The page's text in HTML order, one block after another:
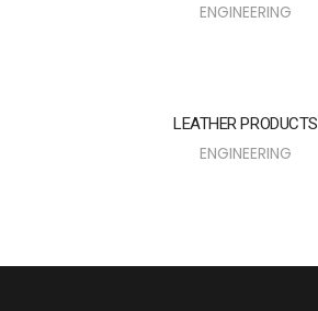
ENGINEERING
LEATHER PRODUCTS
ENGINEERING